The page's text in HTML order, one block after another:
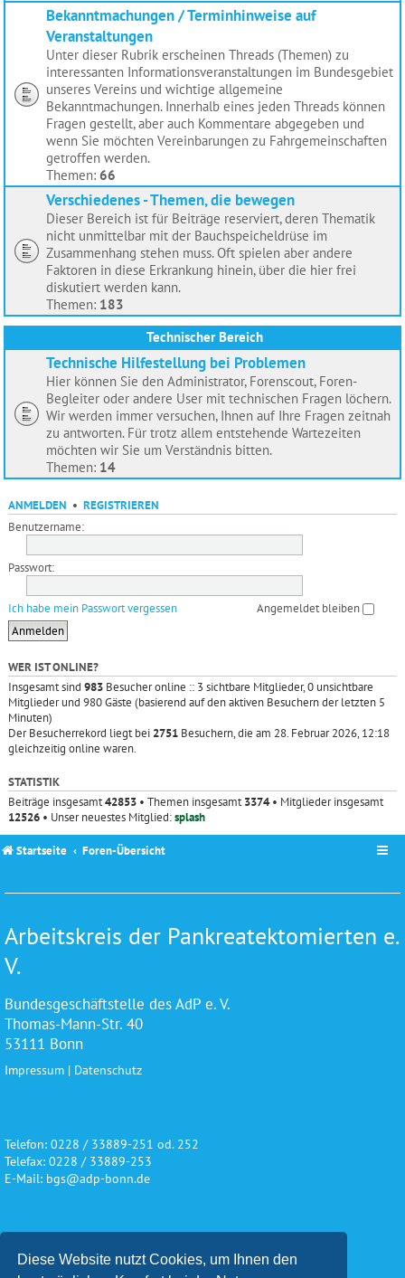
Diese Website nutzt Cookies, um Ihnen den
Bekanntmachungen / Terminhinweise auf
Veranstaltungen
Unter dieser Rubrik erscheinen Threads (Themen) zu
interessanten Informationsveranstaltungen im Bundesgebiet
unseres Vereins und wichtige allgemeine
Bekanntmachungen. Innerhalb eines jeden Threads können
Fragen gestellt, aber auch Kommentare abgegeben und
wenn Sie möchten Vereinbarungen zu Fahrgemeinschaften
getroffen werden.
Themen: 66
Verschiedenes - Themen, die bewegen
Dieser Bereich ist für Beiträge reserviert, deren Thematik
nicht unmittelbar mit der Bauchspeicheldrüse im
Zusammenhang stehen muss. Oft spielen aber andere
Faktoren in diese Erkrankung hinein, über die hier frei
diskutiert werden kann.
Themen: 183
Technischer Bereich
Technische Hilfestellung bei Problemen
Hier können Sie den Administrator, Forenscout, Foren-
Begleiter oder andere User mit technischen Fragen löchern.
Wir werden immer versuchen, Ihnen auf Ihre Fragen zeitnah
zu antworten. Für trotz allem entstehende Wartezeiten
möchten wir Sie um Verständnis bitten.
Themen: 14
ANMELDEN • REGISTRIEREN
Benutzername:
Passwort:
Ich habe mein Passwort vergessen Angemeldet bleiben
WER IST ONLINE?
Insgesamt sind 983 Besucher online :: 3 sichtbare Mitglieder, 0 unsichtbare
Mitglieder und 980 Gäste (basierend auf den aktiven Besuchern der letzten 5
Minuten)
Der Besucherrekord liegt bei 2751 Besuchern, die am 28. Februar 2026, 12:18
gleichzeitig online waren.
STATISTIK
Beiträge insgesamt42853 • Themen insgesamt3374• Mitglieder insgesamt
12526 • Unser neuestes Mitglied:splash
Startseite Foren-Übersicht
Arbeitskreis der Pankreatektomierten e.
V.
Bundesgeschäftstelle des AdP e. V.
Thomas-Mann-Str. 40
53111 Bonn
Impressum | Datenschutz
Telefon: 0228 / 33889-251 od. 252
Telefax: 0228 / 33889-253
E-Mail: bgs@adp-bonn.de
Wir danken für die freundliche
Unterstützung und Förderung